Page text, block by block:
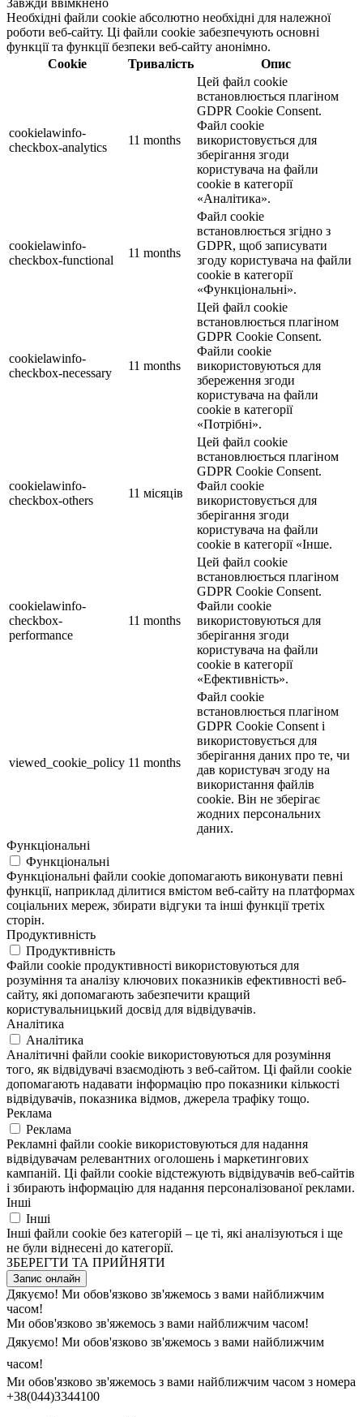
Необхідні файли cookie абсолютно необхідні для належної
роботи веб-сайту. Ці файли cookie забезпечують основні
функції та функції безпеки веб-сайту анонімно.
Cookie
Тривалість Опис
cookielawinfo-
checkbox-analytics
11 months
Цей файл cookie
встановлюється плагіном
GDPR Cookie Consent.
Файл cookie
використовується для
зберігання згоди
користувача на файли
cookie в категорії
«Аналітика».
cookielawinfo-
checkbox-functional
11 months
Файл cookie
встановлюється згідно з
GDPR, щоб записувати
згоду користувача на файли
cookie в категорії
«Функціональні».
cookielawinfo-
checkbox-necessary
11 months
Цей файл cookie
встановлюється плагіном
GDPR Cookie Consent.
Файли cookie
використовуються для
збереження згоди
користувача на файли
cookie в категорії
«Потрібні».
cookielawinfo-
checkbox-others
11 місяців
Цей файл cookie
встановлюється плагіном
GDPR Cookie Consent.
Файл cookie
використовується для
зберігання згоди
користувача на файли
cookie в категорії «Інше.
cookielawinfo-
checkbox-
performance
11 months
Цей файл cookie
встановлюється плагіном
GDPR Cookie Consent.
Файли cookie
використовуються для
зберігання згоди
користувача на файли
cookie в категорії
«Ефективність».
viewed_cookie_policy 11 months
Файл cookie
встановлюється плагіном
GDPR Cookie Consent і
використовується для
зберігання даних про те, чи
дав користувач згоду на
використання файлів
cookie. Він не зберігає
жодних персональних
даних.
Функціональні
Функціональні
Функціональні файли cookie допомагають виконувати певні
функції, наприклад ділитися вмістом веб-сайту на платформах
соціальних мереж, збирати відгуки та інші функції третіх
сторін.
Продуктивність
Продуктивність
Файли cookie продуктивності використовуються для
розуміння та аналізу ключових показників ефективності веб-
сайту, які допомагають забезпечити кращий
користувальницький досвід для відвідувачів.
Аналітика
Аналітика
Аналітичні файли cookie використовуються для розуміння
того, як відвідувачі взаємодіють з веб-сайтом. Ці файли cookie
допомагають надавати інформацію про показники кількості
відвідувачів, показника відмов, джерела трафіку тощо.
Реклама
Реклама
Рекламні файли cookie використовуються для надання
відвідувачам релевантних оголошень і маркетингових
кампаній. Ці файли cookie відстежують відвідувачів веб-сайтів
і збирають інформацію для надання персоналізованої реклами.
Інші
Інші
Інші файли cookie без категорій – це ті, які аналізуються і ще
не були віднесені до категорії.
ЗБЕРЕГТИ ТА ПРИЙНЯТИ
Запис онлайн
Дякуємо! Ми обов'язково зв'яжемось з вами найближчим
часом!
Ми обов'язково зв'яжемось з вами найближчим часом!
Дякуємо! Ми обов'язково зв'яжемось з вами найближчим
часом!
Ми обов'язково зв'яжемось з вами найближчим часом з номера
+38(044)3344100